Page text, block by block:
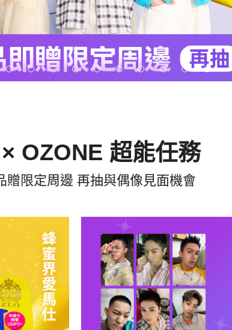
OZONE 超能任務
贈限定周邊 再抽與偶像見面機會